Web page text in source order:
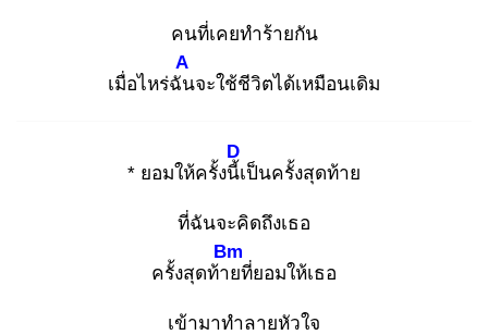
คนที่เคยทำร้ายกัน
เมื่อไหร่ฉัน
A
จะใช้ชีวิตได้เหมือนเดิม
* ยอมให้ครั้งนี้เ
D
ป็นครั้งสุดท้าย
ที่ฉันจะคิดถึงเธอ
ครั้งสุดท้าย
Bm
ที่ยอมให้เธอ
เข้ามาทำลายหัวใจ